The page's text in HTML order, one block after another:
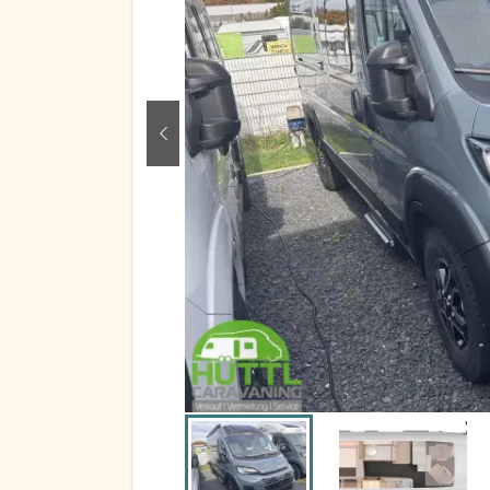
zurück